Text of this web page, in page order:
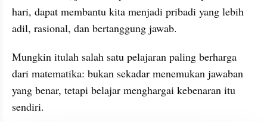
hari, dapat membantu kita menjadi pribadi yang lebih
adil, rasional, dan bertanggung jawab.
Mungkin itulah salah satu pelajaran paling berharga
dari matematika: bukan sekadar menemukan jawaban
yang benar, tetapi belajar menghargai kebenaran itu
sendiri.